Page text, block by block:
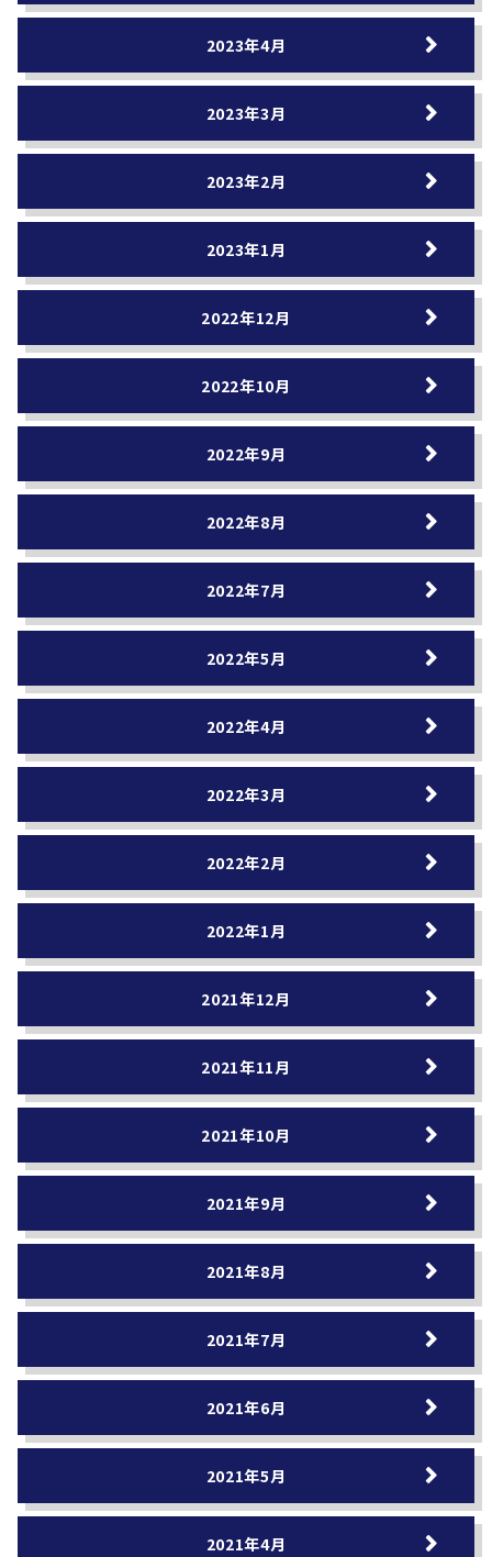
2023年4月
2023年3月
2023年2月
2023年1月
2022年12月
2022年10月
2022年9月
2022年8月
2022年7月
2022年5月
2022年4月
2022年3月
2022年2月
2022年1月
2021年12月
2021年11月
2021年10月
2021年9月
2021年8月
2021年7月
2021年6月
2021年5月
2021年4月